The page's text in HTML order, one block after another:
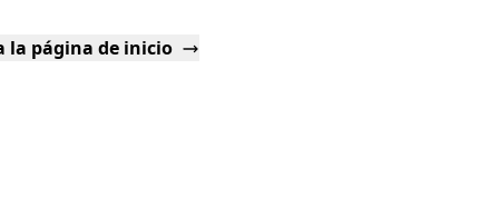
la página de inicio